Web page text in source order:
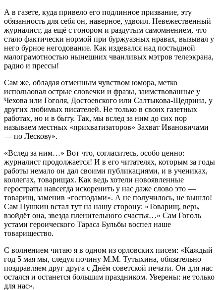
А в газете, куда привело его подлинное призвание, эту
обязанность для себя он, наверное, удвоил. Невежественный
журналист, да ещё с гонором и раздутым самомнением, что
стало фактически нормой при буржуазных нравах, вызывал у
него бурное негодование. Как издевался над постыдной
малограмотностью нынешних чванливых мэтров телеэкрана,
радио и прессы!
Сам же, обладая отменным чувством юмора, метко
использовал острые словечки и фразы, заимствованные у
Чехова или Гоголя, Достоевского или Салтыкова-Щедрина, у
других любимых писателей. Не только в своих газетных
работах, но и в быту. Так, мы вслед за ним до сих пор
называем местных «прихватизаторов» Захват Ивановичами
— по Лескову».
«Вслед за ним…» Вот что, согласитесь, особо ценно:
журналист продолжается! И в его читателях, которым за годы
работы немало он дал своими публикациями, и в учениках,
коллегах, товарищах. Как ведь хотели новоявленные
геростраты навсегда искоренить у нас даже слово это —
товарищ, заменив «господами». А не получилось, не вышло!
Сам Пушкин встал тут на нашу сторону: «Товарищ, верь,
взойдёт она, звезда пленительного счастья…» Сам Гоголь
устами героического Тараса Бульбы воспел наше
товарищество.
С волнением читаю я в одном из орловских писем: «Каждый
год 5 мая мы, следуя почину М.М. Тутыхина, обязательно
поздравляем друг друга с Днём советской печати. Он для нас
остался и останется большим праздником. Уверены: не только
для нас».